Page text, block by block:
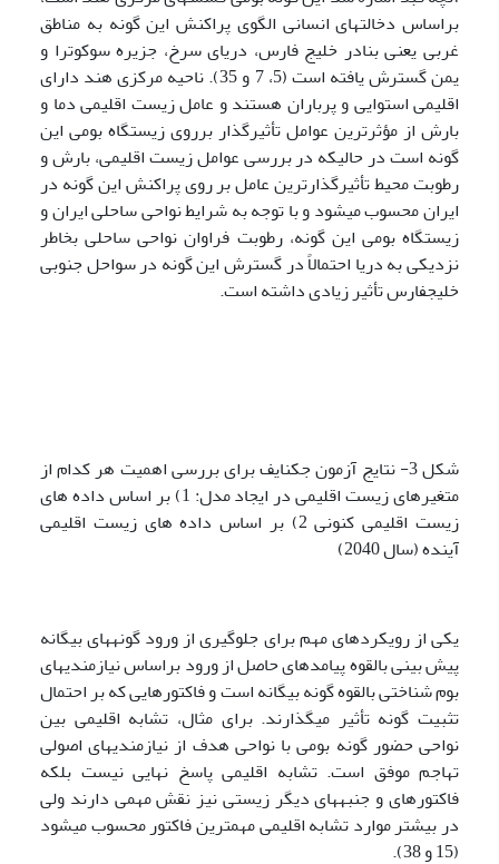
براساس دخالت­های انسانی الگوی پراکنش این گونه به مناطق
غربی یعنی بنادر خلیج فارس، دریای سرخ، جزیره سوکوترا و
یمن گسترش یافته است (5، 7 و 35). ناحیه مرکزی هند دارای
اقلیمی استوایی و پرباران هستند و عامل زیست اقلیمی دما و
بارش از مؤثرترین عوامل تأثیرگذار برروی زیستگاه بومی این
گونه است در حالیکه در بررسی عوامل زیست اقلیمی، بارش و
رطوبت محیط تأثیرگذارترین عامل بر روی پراکنش این گونه در
ایران محسوب می­شود و با توجه به شرایط نواحی ساحلی ایران و
زیستگاه بومی این گونه، رطوبت فراوان نواحی ساحلی بخاطر
نزدیکی به دریا احتمالاً در گسترش این گونه در سواحل جنوبی
خلیج­فارس تأثیر زیادی داشته است.
شکل 3- نتایج آزمون جک­نایف برای بررسی اهمیت هر کدام از
متغیرهای زیست اقلیمی در ایجاد مدل: 1) بر اساس داده های
زیست اقلیمی کنونی 2) بر اساس داده های زیست اقلیمی
آینده (سال 2040)
یکی از رویکردهای مهم برای جلوگیری از ورود گونه­های بیگانه
پیش بینی بالقوه پیامدهای حاصل از ورود براساس نیازمندی­های
بوم شناختی بالقوه گونه بیگانه است و فاکتورهایی که بر احتمال
تثبیت گونه تأثیر می­گذارند. برای مثال، تشابه اقلیمی بین
نواحی حضور گونه بومی با نواحی هدف از نیازمندی­های اصولی
تهاجم موفق است. تشابه اقلیمی پاسخ نهایی نیست بلکه
فاکتورهای و جنبه­های دیگر زیستی نیز نقش مهمی دارند ولی
در بیشتر موارد تشابه اقلیمی مهمترین فاکتور محسوب می­شود
(15 و 38).